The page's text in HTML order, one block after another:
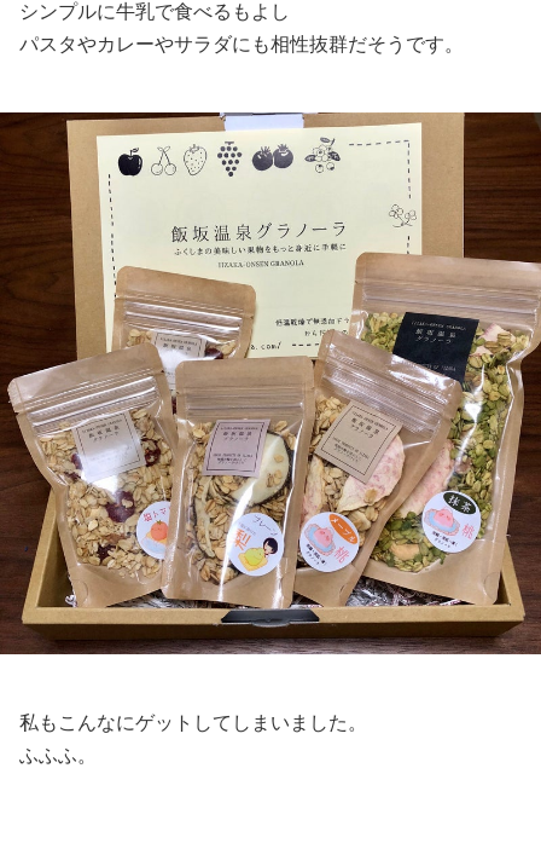
シンプルに牛乳で食べるもよし
パスタやカレーやサラダにも相性抜群だそうです。
私もこんなにゲットしてしまいました。
ふふふ。